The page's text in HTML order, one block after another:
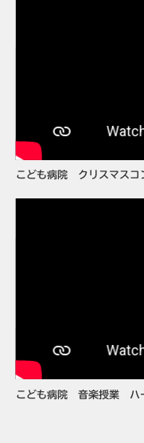
こども病院 クリスマス
こども病院 音楽授業